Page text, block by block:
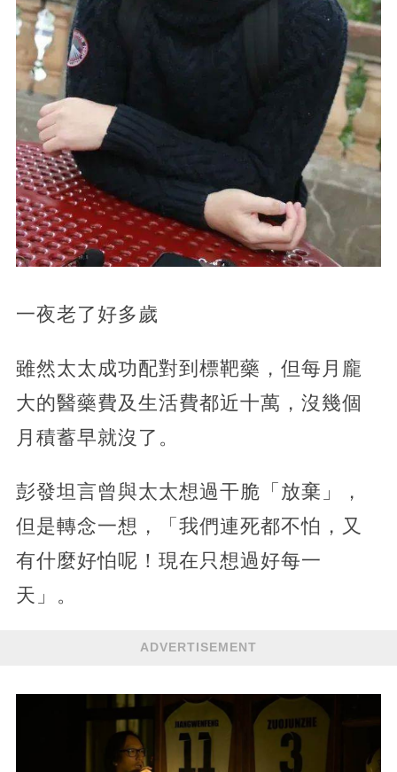
一夜老了好多歲
雖然太太成功配對到標靶藥，但每月龐
大的醫藥費及生活費都近十萬，沒幾個
月積蓄早就沒了。
彭發坦言曾與太太想過干脆「放棄」，
但是轉念一想，「我們連死都不怕，又
有什麼好怕呢！現在只想過好每一
天」。
ADVERTISEMENT